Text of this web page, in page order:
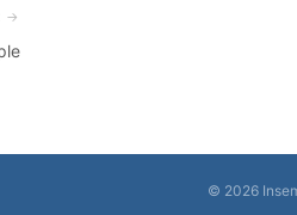
→
© 2026